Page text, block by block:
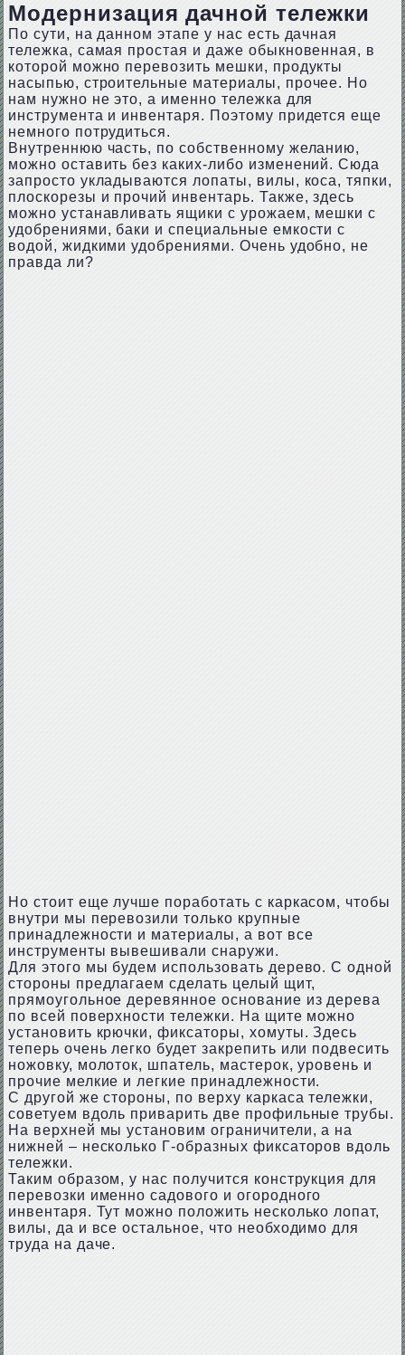
Модернизация дачной тележки
По сути, на данном этапе у нас есть дачная
тележка, самая простая и даже обыкновенная, в
которой можно перевозить мешки, продукты
насыпью, строительные материалы, прочее. Но
нам нужно не это, а именно тележка для
инструмента и инвентаря. Поэтому придется еще
немного потрудиться.
Внутреннюю часть, по собственному желанию,
можно оставить без каких-либо изменений. Сюда
запросто укладываются лопаты, вилы, коса, тяпки,
плоскорезы и прочий инвентарь. Также, здесь
можно устанавливать ящики с урожаем, мешки с
удобрениями, баки и специальные емкости с
водой, жидкими удобрениями. Очень удобно, не
правда ли?
Но стоит еще лучше поработать с каркасом, чтобы
внутри мы перевозили только крупные
принадлежности и материалы, а вот все
инструменты вывешивали снаружи.
Для этого мы будем использовать дерево. С одной
стороны предлагаем сделать целый щит,
прямоугольное деревянное основание из дерева
по всей поверхности тележки. На щите можно
установить крючки, фиксаторы, хомуты. Здесь
теперь очень легко будет закрепить или подвесить
ножовку, молоток, шпатель, мастерок, уровень и
прочие мелкие и легкие принадлежности.
С другой же стороны, по верху каркаса тележки,
советуем вдоль приварить две профильные трубы.
На верхней мы установим ограничители, а на
нижней – несколько Г-образных фиксаторов вдоль
тележки.
Таким образом, у нас получится конструкция для
перевозки именно садового и огородного
инвентаря. Тут можно положить несколько лопат,
вилы, да и все остальное, что необходимо для
труда на даче.